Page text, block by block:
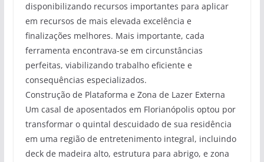
disponibilizando recursos importantes para aplicar
em recursos de mais elevada excelência e
finalizações melhores. Mais importante, cada
ferramenta encontrava-se em circunstâncias
perfeitas, viabilizando trabalho eficiente e
consequências especializados.
Construção de Plataforma e Zona de Lazer Externa
Um casal de aposentados em Florianópolis optou por
transformar o quintal descuidado de sua residência
em uma região de entretenimento integral, incluindo
deck de madeira alto, estrutura para abrigo, e zona